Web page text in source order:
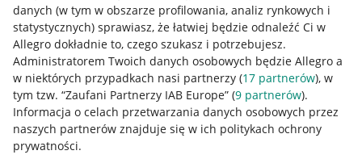
danych (w tym w obszarze profilowania, analiz rynkowych i
statystycznych) sprawiasz, że łatwiej będzie odnaleźć Ci w
Allegro dokładnie to, czego szukasz i potrzebujesz.
Administratorem Twoich danych osobowych będzie Allegro a
w niektórych przypadkach nasi partnerzy (17 partnerów), w
tym tzw. “Zaufani Partnerzy IAB Europe” (9 partnerów).
Informacja o celach przetwarzania danych osobowych przez
naszych partnerów znajduje się w ich politykach ochrony
prywatności.
Przydatne informacje
Jak to działa